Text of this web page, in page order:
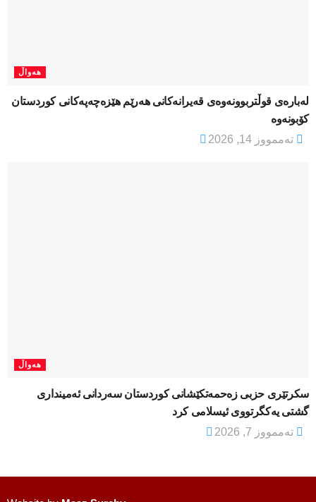
هەواڵ
لەبارەی قوڵتربوونەوەی قەیرانەكانی هەرێم هێزەچەپەكانی كوردستان
كۆبونەوە
تەممووز 14, 2026
هەواڵ
سکرتێری حزبی زەحمەتکێشانی کوردستان سەردانی ئەمینداری
گشتی یەکگرتووی ئیسلامی کرد
تەممووز 7, 2026